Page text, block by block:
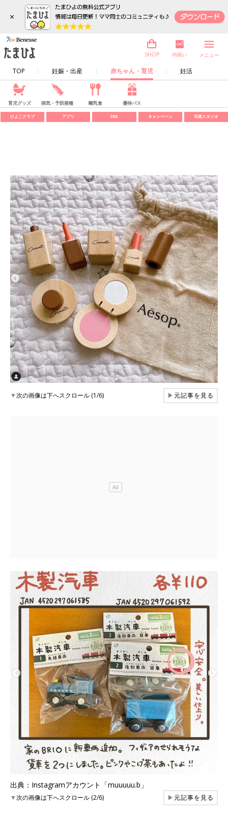
×
TOP 妊娠・出産 赤ちゃん・育児 妊活
SHOP 内祝い メニュー
育児グッズ 病気・予防接種 離乳食 優待パス
ひよこクラブ アプリ SNS キャンペーン 写真スタジオ
▼次の画像は下へスクロール (1/6) ▶元記事を見る
出典：Instagramアカウント「muuuuu.b」
▼次の画像は下へスクロール (2/6) ▶元記事を見る